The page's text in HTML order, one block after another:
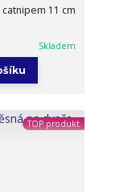
catnipem 11 cm
Skladem
TOP produkt